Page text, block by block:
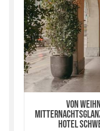
Von
Hotel